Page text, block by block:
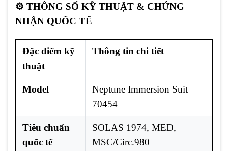
⚙️ THÔNG SỐ KỸ THUẬT & CHỨNG
NHẬN QUỐC TẾ
Đặc điểm kỹ
thuật
Thông tin chi tiết
Model
Neptune Immersion Suit –
70454
Tiêu chuẩn
quốc tế
SOLAS 1974, MED,
MSC/Circ.980